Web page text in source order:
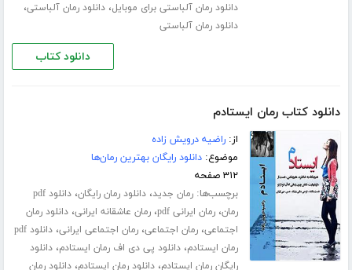
دانلود رمان آلباستی برای موبایل،دانلود رمان آلباستی،
دانلود رمان آلباستی
دانلود کتاب
دانلود کتاب رمان ایستادم
از:راضیه درویش زاده
موضوع:دانلود رایگان بهترین رمان‌ها
۳۱۲ صفحه
برچسب‌ها:رمان جدید،دانلود رمان رایگان،
دانلود pdf
رمان،رمان ایرانی pdf ،رمان عاشقانه ایرانی،دانلود رمان
اجتماعی،رمان اجتماعی،رمان اجتماعی ایرانی،
دانلود pdf
رمان ایستادم،دانلود پی دی اف رمان ایستادم،دانلود
رایگان رمان ایستادم،دانلود رمان ایستادم،دانلود رمان